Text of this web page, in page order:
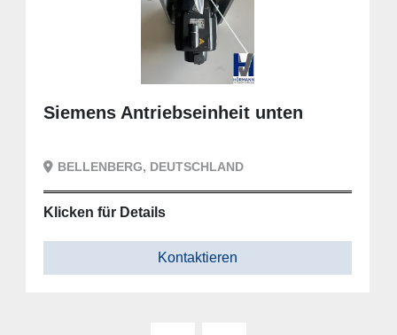
Siemens Antriebseinheit unten
BELLENBERG, DEUTSCHLAND
Klicken für Details
Kontaktieren